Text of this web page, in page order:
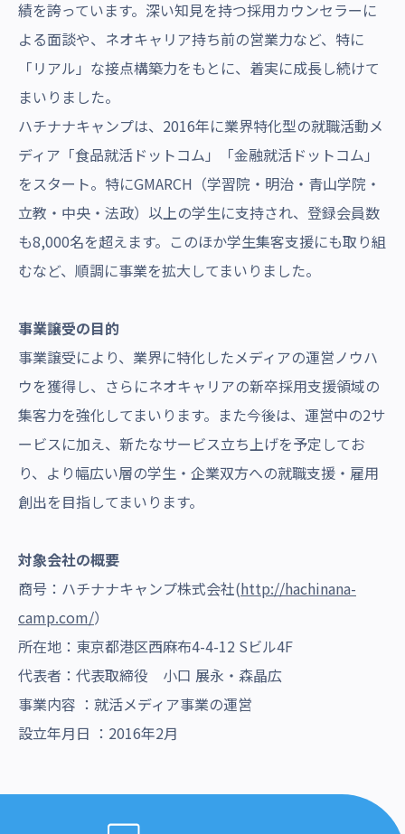
績を誇っています。深い知見を持つ採用カウンセラーに
よる面談や、ネオキャリア持ち前の営業力など、特に
「リアル」な接点構築力をもとに、着実に成長し続けて
まいりました。
ハチナナキャンプは、2016年に業界特化型の就職活動メ
ディア「食品就活ドットコム」「金融就活ドットコム」
をスタート。特にGMARCH（学習院・明治・青山学院・
立教・中央・法政）以上の学生に支持され、登録会員数
も8,000名を超えます。このほか学生集客支援にも取り組
むなど、順調に事業を拡大してまいりました。
事業譲受の目的
事業譲受により、業界に特化したメディアの運営ノウハ
ウを獲得し、さらにネオキャリアの新卒採用支援領域の
集客力を強化してまいります。また今後は、運営中の2サ
ービスに加え、新たなサービス立ち上げを予定してお
り、より幅広い層の学生・企業双方への就職支援・雇用
創出を目指してまいります。
対象会社の概要
商号：ハチナナキャンプ株式会社(http://hachinana-
camp.com/）
所在地：東京都港区西麻布4-4-12 Sビル4F
代表者：代表取締役 小口 展永・森晶広
事業内容 ：就活メディア事業の運営
設立年月日 ：2016年2月